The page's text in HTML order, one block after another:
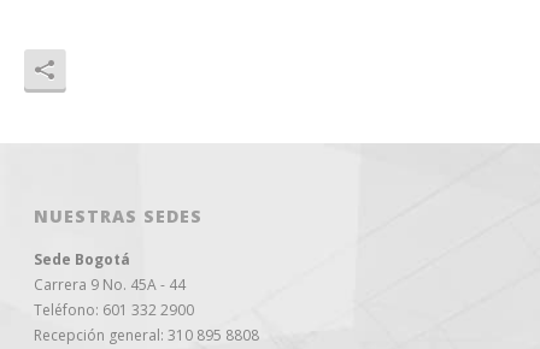
NUESTRAS SEDES
Sede Bogotá
Carrera 9 No. 45A - 44
Teléfono: 601 332 2900
Recepción general: 310 895 8808